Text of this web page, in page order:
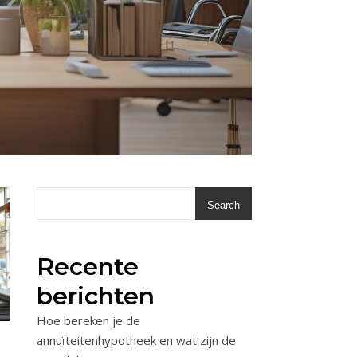
Search
Recente
berichten
Hoe bereken je de
annuïteitenhypotheek en wat zijn de